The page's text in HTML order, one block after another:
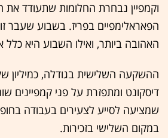
וקמפיין נבחרת החלומות שתעודד את
הפאראלימפיים בפריז. בשבוע שעבר
האהובה ביותר, ואילו השבוע היא
ההשקעה השלישית בגודלה, כמיליון
דיסקונט ומתפזרת על פני קמפיינים
שמציעה לסייע לצעירים בעבודה
במקום השלישי בזכירות.